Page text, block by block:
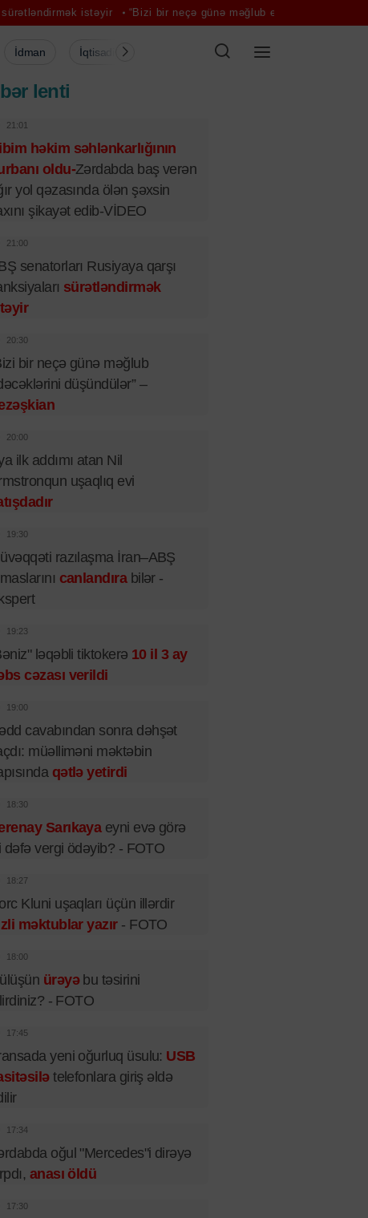
istəyir “Bizi bir neçə günə məğlub edəcəklərini düşündülər” –
İdman İqtisadiyyat Şou-biznes Müsahibə
lenti
21:01
həkim səhlənkarlığının
oldu-Zərdabda baş verən
yol qəzasında ölən şəxsin
şikayət edib-VİDEO
21:00
senatorları Rusiyaya qarşı
sürətləndirmək
20:30
bir neçə günə məğlub
düşündülər” –
20:00
ilk addımı atan Nil
uşaqlıq evi
19:30
razılaşma İran–ABŞ
canlandırabilər -
19:23
ləqəbli tiktokerə 10 il 3 ay
cəzası verildi
19:00
cavabından sonra dəhşət
müəlliməni məktəbin
qətlə yetirdi
18:30
Sarıkayaeyni evə görə
dəfə vergi ödəyib? - FOTO
18:27
Kluni uşaqları üçün illərdir
məktublar yazır- FOTO
18:00
ürəyəbu təsirini
- FOTO
17:45
yeni oğurluq üsulu: USB
telefonlara giriş əldə
17:34
oğul "Mercedes"i dirəyə
anası öldü
17:30